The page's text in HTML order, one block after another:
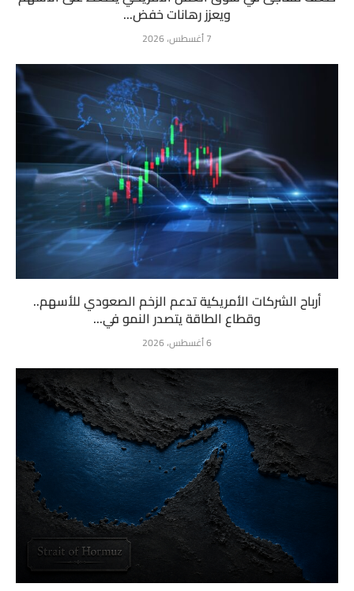
ويعزز رهانات خفض...
7 أغسطس، 2026
أرباح الشركات الأمريكية تدعم الزخم الصعودي للأسهم..
وقطاع الطاقة يتصدر النمو في...
6 أغسطس، 2026